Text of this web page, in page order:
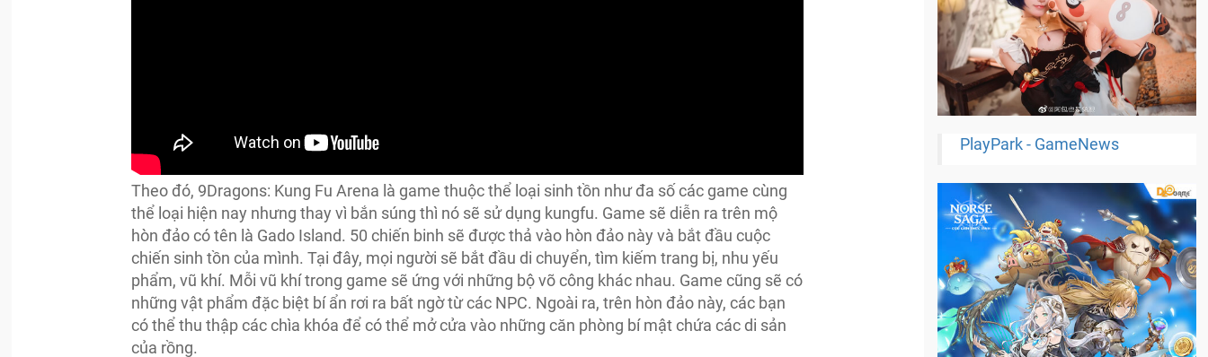
Theo đó, 9Dragons: Kung Fu Arena là game thuộc thể loại sinh tồn như đa số các game cùng
thể loại hiện nay nhưng thay vì bắn súng thì nó sẽ sử dụng kungfu. Game sẽ diễn ra trên mộ
hòn đảo có tên là Gado Island. 50 chiến binh sẽ được thả vào hòn đảo này và bắt đầu cuộc
chiến sinh tồn của mình. Tại đây, mọi người sẽ bắt đầu di chuyển, tìm kiếm trang bị, nhu yếu
phẩm, vũ khí. Mỗi vũ khí trong game sẽ ứng với những bộ võ công khác nhau. Game cũng sẽ có
những vật phẩm đặc biệt bí ẩn rơi ra bất ngờ từ các NPC. Ngoài ra, trên hòn đảo này, các bạn
có thể thu thập các chìa khóa để có thể mở cửa vào những căn phòng bí mật chứa các di sản
của rồng.
PlayPark - GameNews